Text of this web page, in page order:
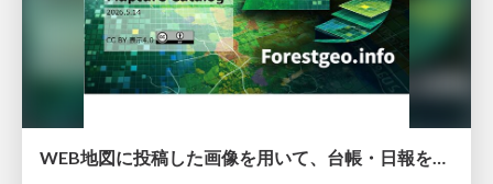
WEB地図に投稿した画像を用いて、台帳・日報を作成するWEBプログラムMaptureCatalog